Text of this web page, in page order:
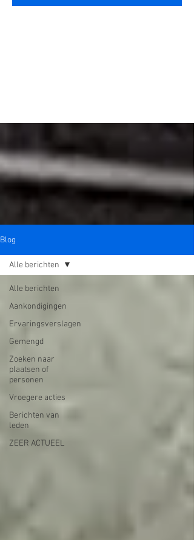
Blog
Alle berichten
Aankondigingen
Ervaringsverslagen
Gemengd
Zoeken naar
plaatsen of
personen
Vroegere acties
Berichten van
leden
ZEER ACTUEEL
Alle berichten